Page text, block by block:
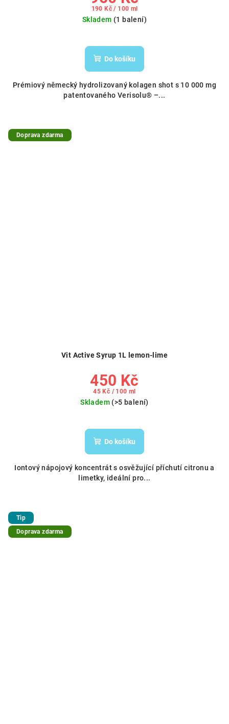
Měrná
190 Kč / 100 ml
Skladem (1 balení)
Do košíku
Prémiový německý hydrolizovaný kolagen shot s 10 000 mg
patentovaného Verisolu® –...
Doprava zdarma
Vit Active Syrup 1L lemon-lime
450 Kč
Měrná
45 Kč / 100 ml
Skladem (>5 balení)
Do košíku
Iontový nápojový koncentrát s osvěžující příchutí citronu a
limetky, ideální pro...
Tip
Doprava zdarma